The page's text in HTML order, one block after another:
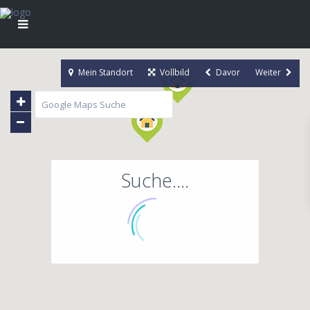
Suche....
Mein Standort Vollbild Davor Weiter